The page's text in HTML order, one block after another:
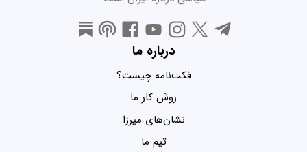
درباره ما
فکت‌نامه چیست؟
روش کار ما
نشان‌های میرزا
تیم ما